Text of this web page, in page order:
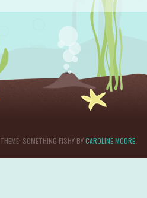
THEME: SOMETHING FISHY BYCAROLINE MOORE